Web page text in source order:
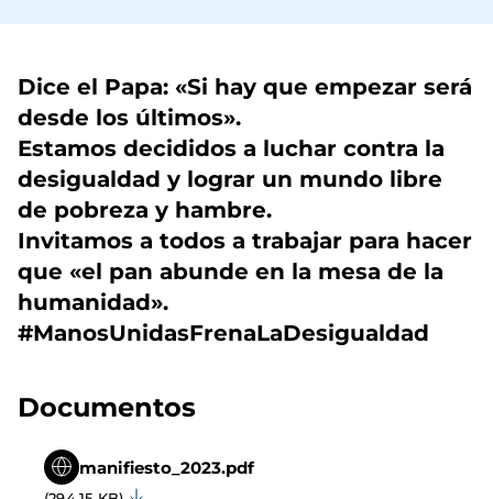
Dice el Papa: «Si hay que empezar será
desde los últimos».
Estamos decididos a luchar contra la
desigualdad y lograr un mundo libre
de pobreza y hambre.
Invitamos a todos a trabajar para hacer
que «el pan abunde en la mesa de la
humanidad».
#ManosUnidasFrenaLaDesigualdad
Documentos
manifiesto_2023.pdf